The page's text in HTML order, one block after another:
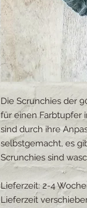
Die Scrunchies der
für einen Farbtupfer
sind durch ihre
selbstgemacht, es
Scrunchies sind
Lieferzeit: 2-4
Lieferzeit